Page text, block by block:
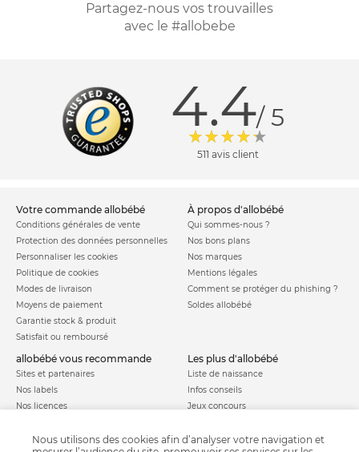
Partagez-nous vos trouvailles
avec le #allobebe
4.4/ 5
511 avis client
votre commande allobébé
Conditions générales de vente
Protection des données personnelles
Personnaliser les cookies
Politique de cookies
Modes de livraison
Moyens de paiement
Garantie stock & produit
Satisfait ou remboursé
à propos d'allobébé
Qui sommes-nous ?
Nos bons plans
Nos marques
Mentions légales
Comment se protéger du phishing ?
Soldes allobébé
allobébé vous recommande
Sites et partenaires
Nos labels
Nos licences
les plus d'allobébé
Liste de naissance
Infos conseils
Jeux concours
Parrainage
Nous utilisons des cookies afin d’analyser votre navigation et